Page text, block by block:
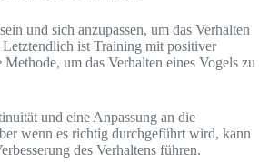
und sich anzupassen, um das Verhalten
Letztendlich ist Training mit positiver
um das Verhalten eines Vogels zu
und eine Anpassung an die
wenn es richtig durchgeführt wird, kann
des Verhaltens führen.